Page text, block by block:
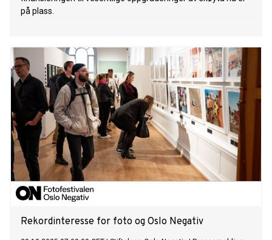
på plass.
Rekordinteresse for foto og Oslo Negativ